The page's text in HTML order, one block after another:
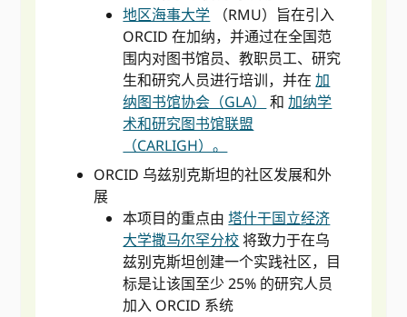
地区海事大学 （RMU）旨在引入
ORCID 在加纳，并通过在全国范
围内对图书馆员、教职员工、研究
生和研究人员进行培训，并在加
纳图书馆协会（GLA）
和加纳学
术和研究图书馆联盟
（CARLIGH）。
ORCID 乌兹别克斯坦的社区发展和外
展
本项目的重点由塔什干国立经济
大学撒马尔罕分校将致力于在乌
兹别克斯坦创建一个实践社区，目
标是让该国至少 25% 的研究人员
加入 ORCID 系统